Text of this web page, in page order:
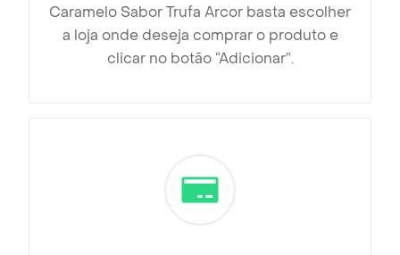
Caramelo Sabor Trufa Arcor basta escolher
a loja onde deseja comprar o produto e
clicar no botão “Adicionar”.